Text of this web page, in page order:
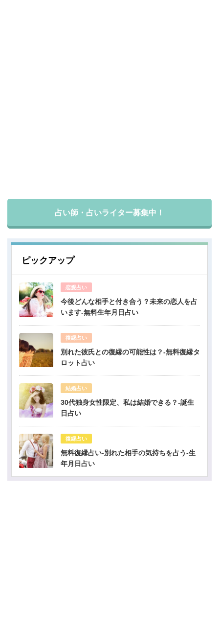
占い師・占いライター募集中！
ピックアップ
恋愛占い
今後どんな相手と付き合う？未来の恋人を占
います-無料生年月日占い
復縁占い
別れた彼氏との復縁の可能性は？-無料復縁タ
ロット占い
結婚占い
30代独身女性限定、私は結婚できる？-誕生
日占い
復縁占い
無料復縁占い-別れた相手の気持ちを占う-生
年月日占い